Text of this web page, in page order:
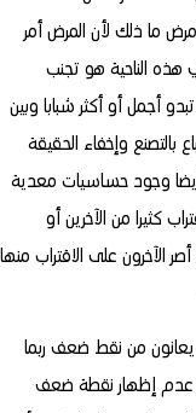
ما ذلك لأن المرض أمر
هذه الناحية هو تجنب
أجمل أو أكثر شبابا وبين
بالتصنع وإخفاء الحقيقة
وجود حساسيات معدية
كثيرا من الآخرين أو
الآخرون على الاقتراب منها
من نقط ضعف ربما
عدم إظهار نقطة ضعف